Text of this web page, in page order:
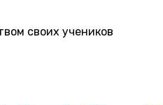
своих учеников